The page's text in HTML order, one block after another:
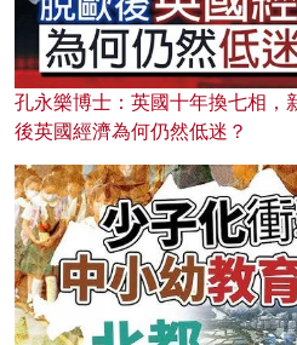
孔永樂博士：英國十年換七相，
後英國經濟為何仍然低迷？